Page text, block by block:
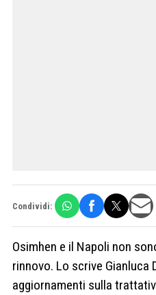
Condividi:
Osimhen e il Napoli non
rinnovo. Lo scrive Gianluca
aggiornamenti sulla